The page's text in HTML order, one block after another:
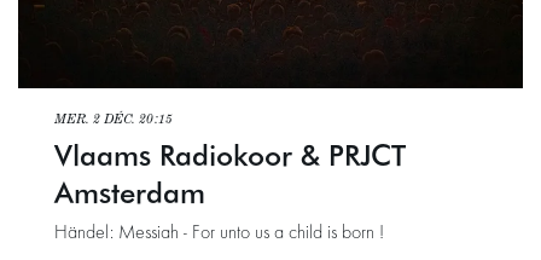
Vlaams Radiokoor & PRJCT
Amsterdam
Händel: Messiah - For unto us a child is born !
MER. 2 DÉC. 20:15